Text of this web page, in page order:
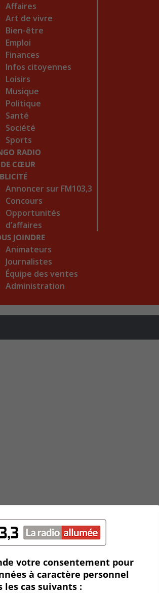
Affaires
Art de vivre
Bien-être
Emploi
Finances
Infos citoyennes
Loisirs
Musique
Politique
Santé
Société
Sports
RADIO
DE CŒUR
Annoncer sur FM103,3
Concours
Opportunités
d’affaires
JOINDRE
Animateurs
Journalistes
Équipe des ventes
Administration
votre consentement pour
à caractère personnel
les cas suivants :